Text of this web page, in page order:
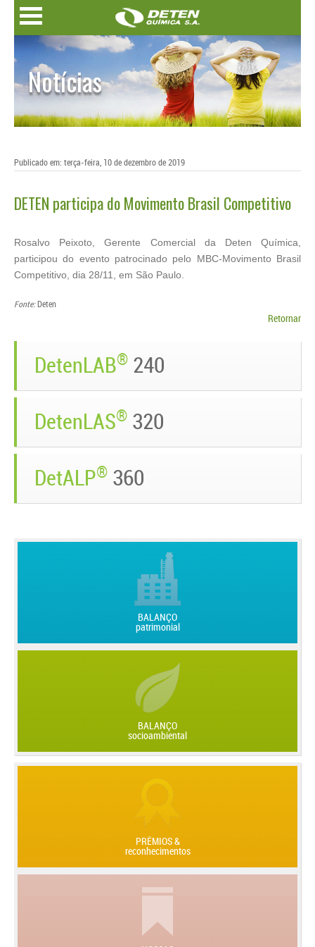
Notícias
Publicado em: terça-feira, 10 de dezembro de 2019
DETEN participa do Movimento Brasil Competitivo
Rosalvo Peixoto, Gerente Comercial da Deten Química,
participou do evento patrocinado pelo MBC-Movimento Brasil
Competitivo, dia 28/11, em São Paulo.
Fonte:Deten
Retornar
DetenLAB® 240
DetenLAS® 320
DetALP® 360
BALANÇO
patrimonial
BALANÇO
socioambiental
PRÊMIOS &
reconhecimentos